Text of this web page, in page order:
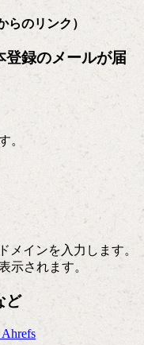
らのリンク）
登録のメールが届
。
メインを入力します。
示されます。
ど